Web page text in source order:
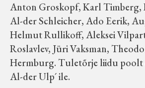
Anton Groskopf, Karl Timberg,
Al-der Schleicher, Ado Eerik,
Helmut Rullikoff, Aleksei
Roslavlev, Jüri Vaksman,
Hermburg. Tuletõrje liidu poolt
Al-der Ulp´ ile.